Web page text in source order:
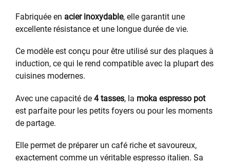
Fabriquée en acier inoxydable, elle garantit une
excellente résistance et une longue durée de vie.
Ce modèle est conçu pour être utilisé sur des plaques à
induction, ce qui le rend compatible avec la plupart des
cuisines modernes.
Avec une capacité de 4 tasses, la moka espresso pot
est parfaite pour les petits foyers ou pour les moments
de partage.
Elle permet de préparer un café riche et savoureux,
exactement comme un véritable espresso italien. Sa